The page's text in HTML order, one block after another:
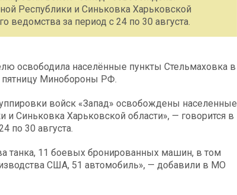
Республики и Синьковка Харьковской
ведомства за период с 24 по 30 августа.
освободила населённые пункты Стельмаховка в
пятницу Минобороны РФ.
войск «Запад» освобождены населенные
Синьковка Харьковской области», — говорится в
по 30 августа.
танка, 11 боевых бронированных машин, в том
США, 51 автомобиль», — добавили в МО